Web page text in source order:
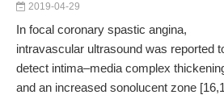
2019-04-29
In focal coronary spastic angina,
intravascular ultrasound was reported
detect intima–media complex
and an increased sonolucent zone